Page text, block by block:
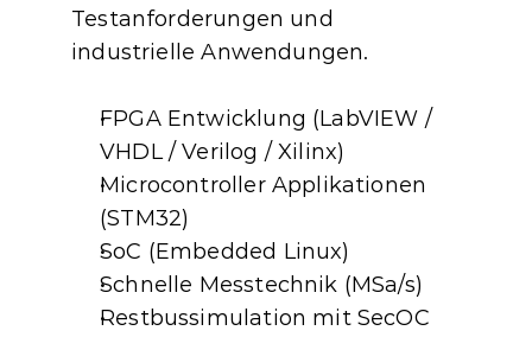
Testanforderungen und
industrielle Anwendungen.
FPGA Entwicklung (LabVIEW /
VHDL / Verilog / Xilinx)
Microcontroller Applikationen
(STM32)
SoC (Embedded Linux)
Schnelle Messtechnik (MSa/s)
Restbussimulation mit SecOC